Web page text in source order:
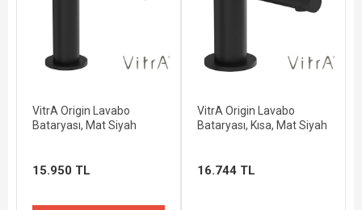
VitrA Origin Lavabo
Bataryası, Mat Siyah
15.950 TL
VitrA Origin Lavabo
Bataryası, Kısa, Mat Siyah
16.744 TL